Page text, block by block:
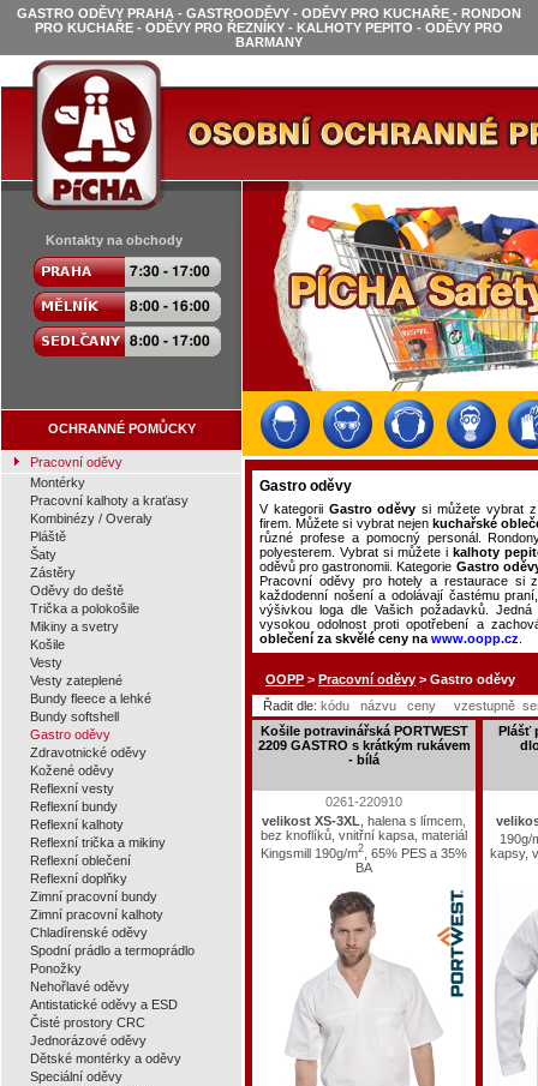
GASTRO ODĚVY PRAHA - GASTROODĚVY - ODĚVY PRO KUCHAŘE - RONDON
PRO KUCHAŘE - ODĚVY PRO ŘEZNÍKY - KALHOTY PEPITO - ODĚVY PRO
BARMANY
Kontakty na obchody
OCHRANNÉ POMŮCKY
Pracovní oděvy
Montérky
Pracovní kalhoty a kraťasy
Kombinézy / Overaly
Pláště
Šaty
Zástěry
Oděvy do deště
Trička a polokošile
Mikiny a svetry
Košile
Vesty
Vesty zateplené
Bundy fleece a lehké
Bundy softshell
Gastro oděvy
Zdravotnické oděvy
Kožené oděvy
Reflexní vesty
Reflexní bundy
Reflexní kalhoty
Reflexní trička a mikiny
Reflexní oblečení
Reflexní doplňky
Zimní pracovní bundy
Zimní pracovní kalhoty
Chladírenské oděvy
Spodní prádlo a termoprádlo
Ponožky
Nehořlavé oděvy
Antistatické oděvy a ESD
Čisté prostory CRC
Jednorázové oděvy
Dětské montérky a oděvy
Speciální oděvy
Gastro oděvy
V kategorii Gastro oděvy si můžete vybrat
firem. Můžete si vybrat nejen kuchařské
různé profese a pomocný personál.
polyesterem. Vybrat si můžete ikalhoty
oděvů pro gastronomii. Kategorie Gastro
Pracovní oděvy pro hotely a restaurace si
každodenní nošení a odolávají častému
výšivkou loga dle Vašich požadavků.
vysokou odolnost proti opotřebení a
oblečení za skvělé ceny na www.oopp.cz
OOPP > Pracovní oděvy > Gastro oděvy
Řadit dle: kódu názvu ceny vzestupně
Košile potravinářská PORTWEST
2209 GASTRO s krátkým rukávem
- bílá
0261-220910
velikost XS-3XL , halena s límcem,
bez knoflíků, vnitřní kapsa, materiál
Kingsmill 190g/m2 , 65% PES a 35%
BA
Plášť
190g/
kapsy,